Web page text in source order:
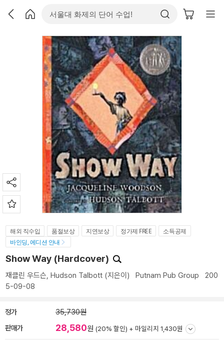
해외 직수입 품절보상 지연보상 정가제 FREE
소득공제
바인딩, 에디션 안내
Show Way (Hardcover)
재클린 우드슨, Hudson Talbott (지은이) Putnam Pub Group 200
5-09-08
정가 35,730원
판매가 28,580원 (20% 할인) + 마일리지 1,430원